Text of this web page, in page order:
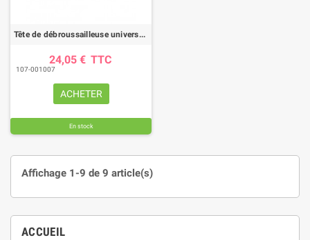
ACCUEIL
Tête de débroussailleuse universelle TAP'N'GO easy load
24,05 € TTC
107-001007
ACHETER
En stock
Affichage 1-9 de 9 article(s)